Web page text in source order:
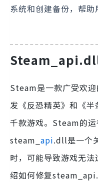
系统和创建备份，帮助
Steam_api.dll
Steam是一款广受欢
发《反恐精英》和《
千款游戏。Steam的
steam_ api.dll是一个
时，可能导致游戏无
绍如何修复